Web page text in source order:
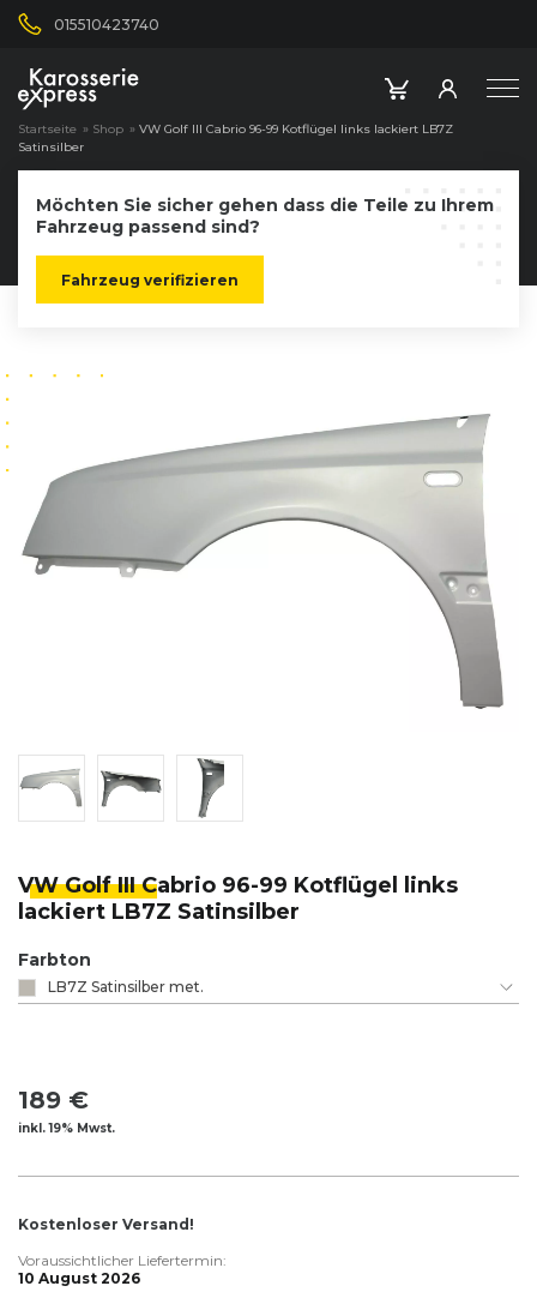
015510423740
Startseite » Shop » VW Golf III Cabrio 96-99 Kotflügel links lackiert LB7Z
Satinsilber
Möchten Sie sicher gehen dass die Teile zu Ihrem
Fahrzeug passend sind?
Fahrzeug verifizieren
VW Golf III Cabrio 96-99 Kotflügel links
lackiert LB7Z Satinsilber
Farbton
LB7Z Satinsilber met.
189 €
inkl. 19% Mwst.
Kostenloser Versand!
Voraussichtlicher Liefertermin:
10 August 2026